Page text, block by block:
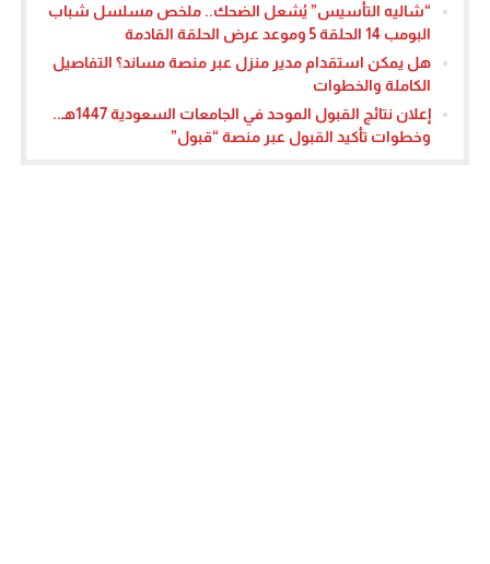
“شاليه التأسيس” يُشعل الضحك.. ملخص مسلسل شباب
البومب 14 الحلقة 5 وموعد عرض الحلقة القادمة
هل يمكن استقدام مدير منزل عبر منصة مساند؟ التفاصيل
الكاملة والخطوات
إعلان نتائج القبول الموحد في الجامعات السعودية 1447هـ..
وخطوات تأكيد القبول عبر منصة “قبول”